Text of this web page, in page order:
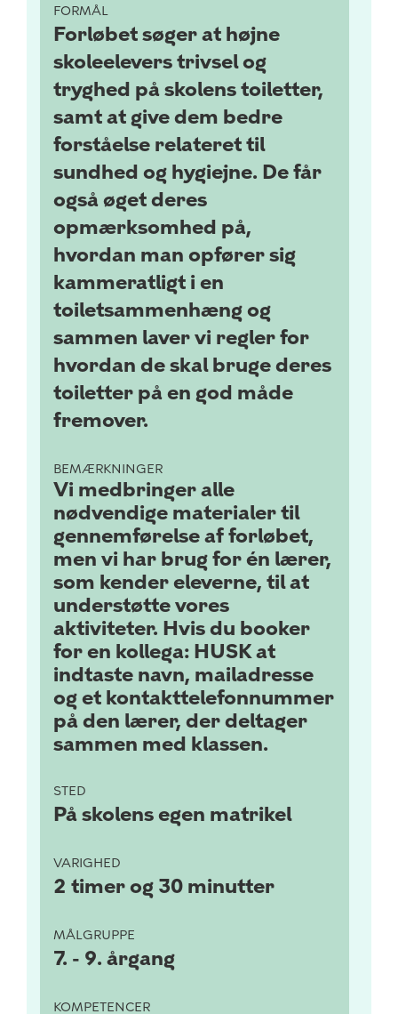
FORMÅL
Forløbet søger at højne
skoleelevers trivsel og
tryghed på skolens toiletter,
samt at give dem bedre
forståelse relateret til
sundhed og hygiejne. De får
også øget deres
opmærksomhed på,
hvordan man opfører sig
kammeratligt i en
toiletsammenhæng og
sammen laver vi regler for
hvordan de skal bruge deres
toiletter på en god måde
fremover.
BEMÆRKNINGER
Vi medbringer alle
nødvendige materialer til
gennemførelse af forløbet,
men vi har brug for én lærer,
som kender eleverne, til at
understøtte vores
aktiviteter. Hvis du booker
for en kollega: HUSK at
indtaste navn, mailadresse
og et kontakttelefonnummer
på den lærer, der deltager
sammen med klassen.
STED
På skolens egen matrikel
VARIGHED
2 timer og 30 minutter
MÅLGRUPPE
7. - 9. årgang
KOMPETENCER